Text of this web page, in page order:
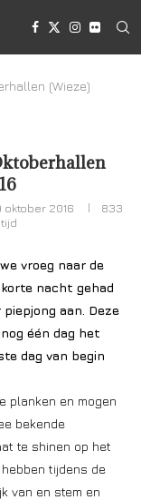
(Wieze)
oktober 2016
833
vroeg naar de
nacht gehad
aan. Deze
één dag het
dag van begin
planken en mogen
bekende
te shinen op het
tijdens de
van en stem en